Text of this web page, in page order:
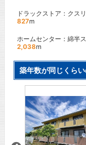
ドラックストア：クス
827m
ホームセンター：綿半
2,038m
築年数が同じくら